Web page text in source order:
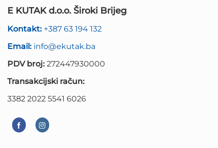
E KUTAK d.o.o. Široki Brijeg
Kontakt: +387 63 194 132
Email: info@ekutak.ba
PDV broj: 272447930000
Transakcijski račun:
3382 2022 5541 6026